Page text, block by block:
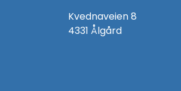
Kvednaveien 8
4331 Ålgård